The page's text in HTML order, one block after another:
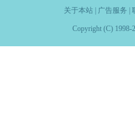
关于本站| 广告服务
Copyright (C) 1998-